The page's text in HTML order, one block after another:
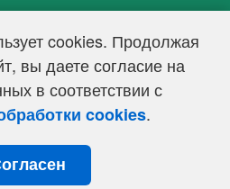
cookies. Продолжая
вы даете согласие на
в соответствии с
cookies.
— 2026 г.
СМИ Эл № ФС 77-39848, выдано
в сфере связи,
и массовых коммуникаций